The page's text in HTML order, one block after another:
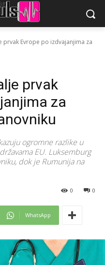
prvak Evrope po izdvajanjima za
prvak
za
ogromne razlike u
EU. Luksemburg
dok je Rumunija na
0
0
WhatsApp